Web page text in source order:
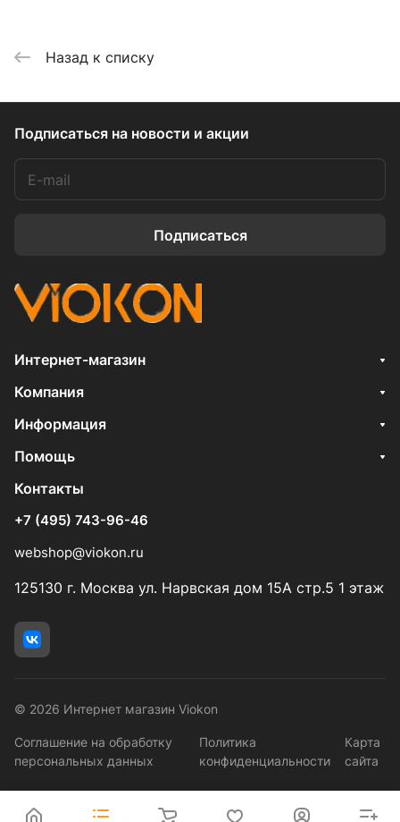
Назад к списку
Подписаться на новости и акции
Подписаться
Интернет-магазин
Компания
Информация
Помощь
Контакты
+7 (495) 743-96-46
webshop@viokon.ru
125130 г. Москва ул. Нарвская дом 15А стр.5 1 этаж
© 2026 Интернет магазин Viokon
Соглашение на обработку
персональных данных
Политика
конфиденциальности
Карта
сайта